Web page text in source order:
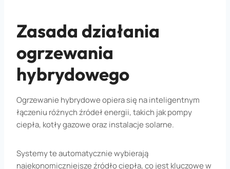
Zasada działania
ogrzewania
hybrydowego
Ogrzewanie hybrydowe opiera się na inteligentnym
łączeniu różnych źródeł energii, takich jak pompy
ciepła, kotły gazowe oraz instalacje solarne.
Systemy te automatycznie wybierają
najekonomiczniejsze źródło ciepła, co jest kluczowe w